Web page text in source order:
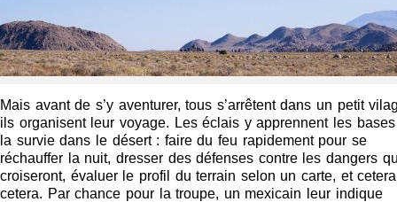
Mais avant de s’y aventurer, tous s’arrêtent dans un petit
ils organisent leur voyage. Les éclais y apprennent les
la survie dans le désert : faire du feu rapidement pour se
réchauffer la nuit, dresser des défenses contre les dangers
croiseront, évaluer le profil du terrain selon un carte, et
cetera. Par chance pour la troupe, un mexicain leur indique